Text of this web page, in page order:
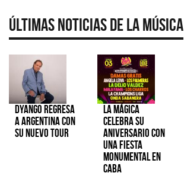
Últimas Noticias de la Música
Dyango regresa
a Argentina con
su nuevo tour
La Mágica
celebra su
aniversario con
una fiesta
monumental en
CABA